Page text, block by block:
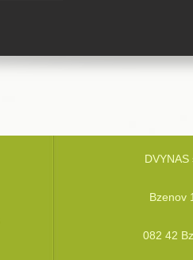
DVYNAS
Bzenov
082 42